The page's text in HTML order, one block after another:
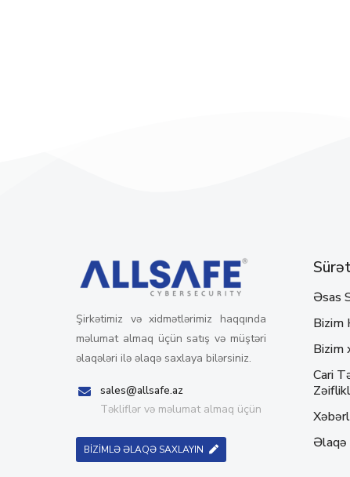
Şirkətimiz və xidmətlərimiz haqqında
məlumat almaq üçün satış və müştəri
əlaqələri ilə əlaqə saxlaya bilərsiniz.
sales@allsafe.az
Təkliflər və məlumat almaq üçün
BİZİMLƏ ƏLAQƏ SAXLAYIN
Əsas
Bizim
Bizim
Cari
Əlaqə